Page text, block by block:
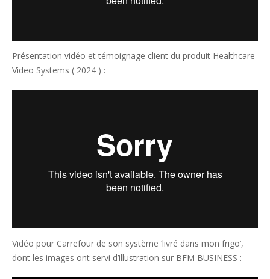
Présentation vidéo et témoignage client du produit Healthcare
Video Systems ( 2024 ) :
Vidéo pour Carrefour de son système ‘livré dans mon frigo’,
dont les images ont servi d’illustration sur BFM BUSINESS :